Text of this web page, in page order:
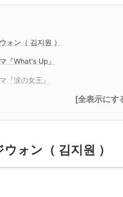
ォン（ 김지원 ）
『What's Up』
『涙の女王』
[全表示にす
ォン（ 김지원 ）